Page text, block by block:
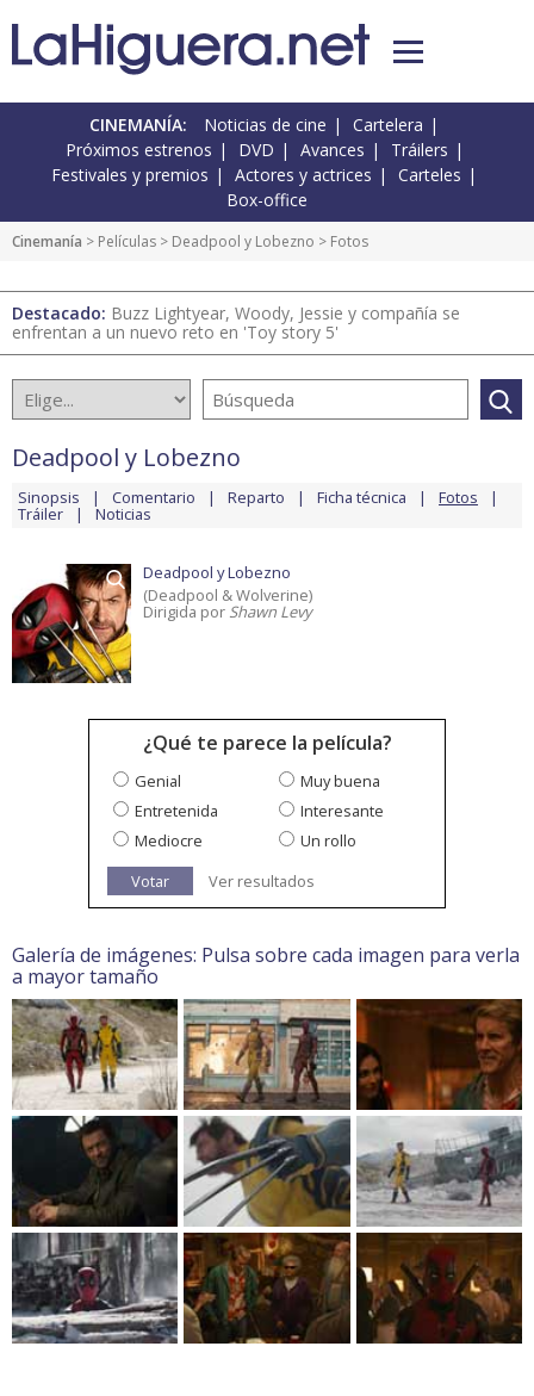
CINEMANÍA: Noticias de cine
Cartelera
Próximos estrenos
DVD Avances
Tráilers
Festivales y premios
Actores y actrices
Carteles
Box-office
Cinemanía > Películas > Deadpool y Lobezno > Fotos
Destacado: Buzz Lightyear, Woody, Jessie y compañía se
enfrentan a un nuevo reto en 'Toy story 5'
Deadpool y Lobezno
Sinopsis Comentario Reparto Ficha técnica Fotos
Tráiler Noticias
Deadpool y Lobezno
(Deadpool & Wolverine)
Dirigida por Shawn Levy
¿Qué te parece la película?
Genial
Muy buena
Entretenida
Interesante
Mediocre
Un rollo
Votar
Ver resultados
Galería de imágenes: Pulsa sobre cada imagen para verla
a mayor tamaño